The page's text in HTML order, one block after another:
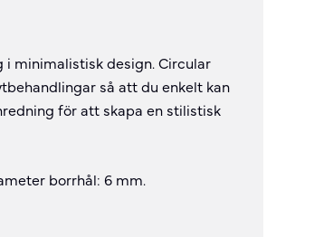
minimalistisk design. Circular
så att du enkelt kan
för att skapa en stilistisk
borrhål: 6 mm.